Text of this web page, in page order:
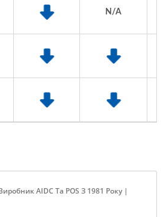
N/A
AIDC Та POS З 1981 Року |